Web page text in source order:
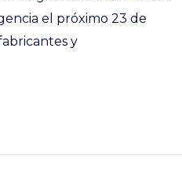
el próximo 23 de
y